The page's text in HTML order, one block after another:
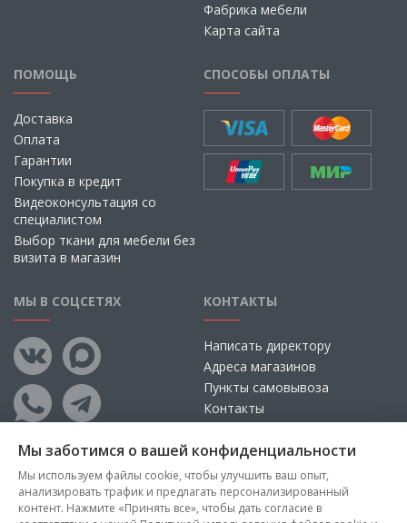
Фабрика мебели
Карта сайта
ПОМОЩЬ
Доставка
Оплата
Гарантии
Покупка в кредит
Видеоконсультация со
специалистом
Выбор ткани для мебели без
визита в магазин
СПОСОБЫ ОПЛАТЫ
МЫ В СОЦСЕТЯХ КОНТАКТЫ
Написать директору
Адреса магазинов
Пункты самовывоза
Контакты
Мы заботимся о вашей конфиденциальности
Мы используем файлы cookie, чтобы улучшить ваш опыт,
анализировать трафик и предлагать персонализированный
контент. Нажмите «Принять все», чтобы дать согласие в